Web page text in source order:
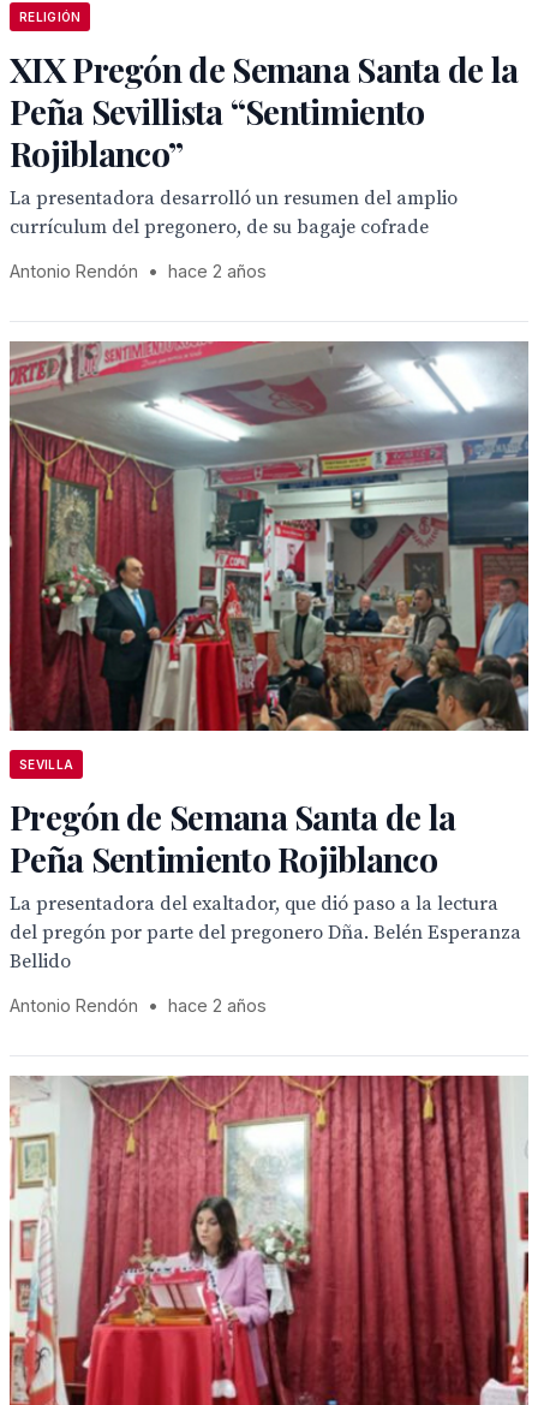
RELIGIÓN
XIX Pregón de Semana Santa de la
Peña Sevillista “Sentimiento
Rojiblanco”
La presentadora desarrolló un resumen del amplio
currículum del pregonero, de su bagaje cofrade
Antonio Rendón • hace 2 años
SEVILLA
Pregón de Semana Santa de la
Peña Sentimiento Rojiblanco
La presentadora del exaltador, que dió paso a la lectura
del pregón por parte del pregonero Dña. Belén Esperanza
Bellido
Antonio Rendón • hace 2 años